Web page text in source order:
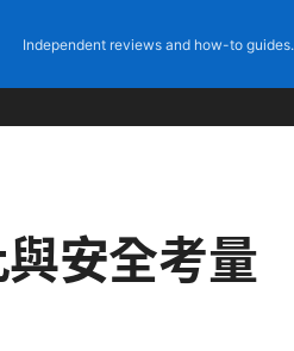
Independent reviews and how-to guides.
安全考量